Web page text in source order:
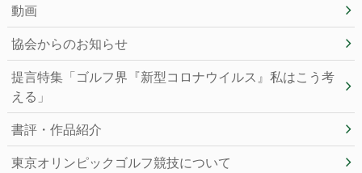
動画
協会からのお知らせ
提言特集「ゴルフ界『新型コロナウイルス』私はこう考
える」
書評・作品紹介
東京オリンピックゴルフ競技について